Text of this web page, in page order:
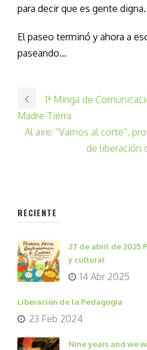
para decir que es gente digna.
El paseo terminó y ahora a
paseando…
1ª Minga de
Madre Tierra
Al aire: “Vamos al corte”,
de liberación
RECIENTE
27 de abril de 2025
y cultural
14 Abr 2025
Liberación de la Pedagogía
23 Feb 2024
Nine years and we